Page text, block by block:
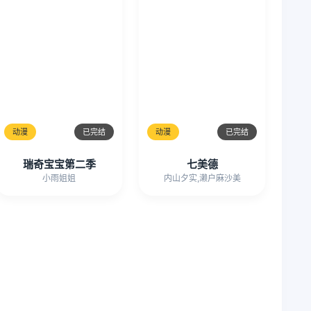
动漫 已完结
瑞奇宝宝第二季
小雨姐姐
动漫 已完结
七美德
内山夕实,濑户麻沙美